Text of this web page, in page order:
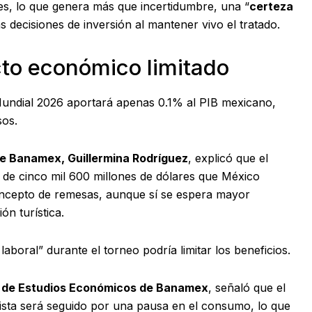
lo que genera más que incertidumbre, una “certeza
decisiones de inversión al mantener vivo el tratado.
económico limitado
2026 aportará apenas 0.1% al PIB mexicano,
Guillermina Rodríguez, explicó que el
cinco mil 600 millones de dólares que México
de remesas, aunque sí se espera mayor
turística.
durante el torneo podría limitar los beneficios.
Estudios Económicos de Banamex, señaló que el
será seguido por una pausa en el consumo, lo que